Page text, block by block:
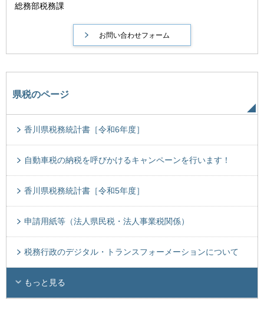
総務部税務課
県税のページ
香川県税務統計書［令和6年度］
自動車税の納税を呼びかけるキャンペーンを行います！
香川県税務統計書［令和5年度］
申請用紙等（法人県民税・法人事業税関係）
税務行政のデジタル・トランスフォーメーションについて
もっと見る